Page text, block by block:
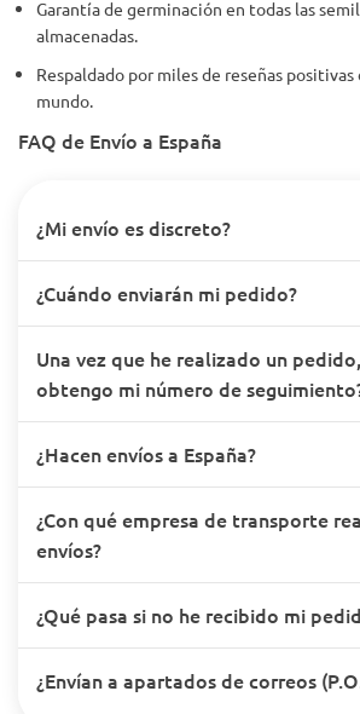
Garantía de germinación en todas las
almacenadas.
Respaldado por miles de reseñas
mundo.
FAQ de Envío a España
¿Mi envío es discreto?
¿Cuándo enviarán mi pedido?
Una vez que he realizado un
obtengo mi número de
¿Hacen envíos a España?
¿Con qué empresa de transporte
envíos?
¿Qué pasa si no he recibido mi
¿Envían a apartados de correos